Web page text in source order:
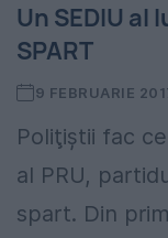
Un SEDIU al
SPART
9 FEBRUARIE
Poliţiştii fac
al PRU,
spart. Din